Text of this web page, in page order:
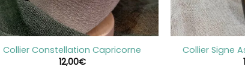
+
Collier Constellation Capricorne
12,00€
+
Collier Signe